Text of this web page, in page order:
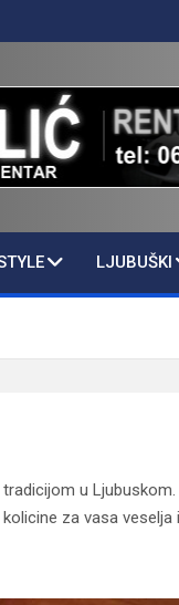
LJUBUŠKI
u
za vasa